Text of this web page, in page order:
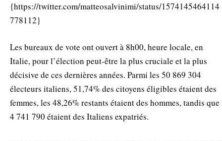
{https://twitter.com/matteosalvinimi/status/1574145464114
778112}
Les bureaux de vote ont ouvert à 8h00, heure locale, en
Italie, pour l’élection peut-être la plus cruciale et la plus
décisive de ces dernières années. Parmi les 50 869 304
électeurs italiens, 51,74% des citoyens éligibles étaient des
femmes, les 48,26% restants étaient des hommes, tandis que
4 741 790 étaient des Italiens expatriés.